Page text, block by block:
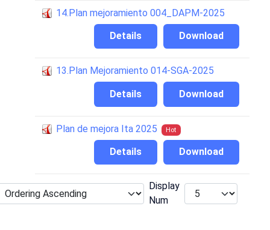
14.Plan mejoramiento 004_DAPM-2025
Download
Details
13.Plan Mejoramiento 014-SGA-2025
Download
Details
Plan de mejora Ita 2025 Hot
Download
Details
Display
Num